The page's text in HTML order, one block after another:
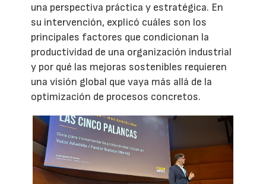
una perspectiva práctica y estratégica. En
su intervención, explicó cuáles son los
principales factores que condicionan la
productividad de una organización industrial
y por qué las mejoras sostenibles requieren
una visión global que vaya más allá de la
optimización de procesos concretos.